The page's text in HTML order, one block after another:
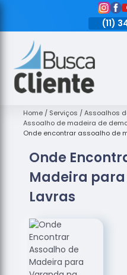
(11)
Assoalhos
de Madeira
Decks de
Empresas
de
de Madeira
Loja de
Assoalhos
Raspagem
Home Serviços
Assoalhos
Assoalho de madeira de
Onde encontrar assoalho de
Onde
Madeira
Lavras